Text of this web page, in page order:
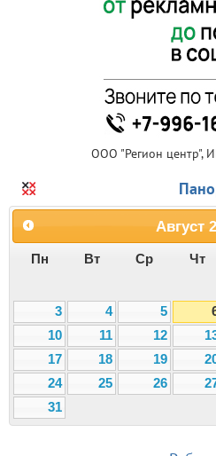
ООО "Регион центр",
Август
Пн Вт Ср Чт
3
4 5
10
11 12
17
18 19
24
25 26
31